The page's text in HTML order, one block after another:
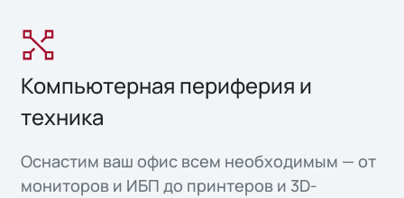
Компьютерная периферия и
техника
Оснастим ваш офис всем необходимым — от
мониторов и ИБП до принтеров и 3D-